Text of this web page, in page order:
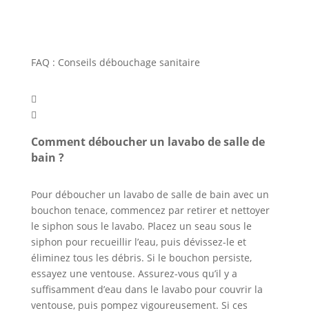
FAQ : Conseils débouchage sanitaire


Comment déboucher un lavabo de salle de
bain ?
Pour déboucher un lavabo de salle de bain avec un
bouchon tenace, commencez par retirer et nettoyer
le siphon sous le lavabo. Placez un seau sous le
siphon pour recueillir l’eau, puis dévissez-le et
éliminez tous les débris. Si le bouchon persiste,
essayez une ventouse. Assurez-vous qu’il y a
suffisamment d’eau dans le lavabo pour couvrir la
ventouse, puis pompez vigoureusement. Si ces